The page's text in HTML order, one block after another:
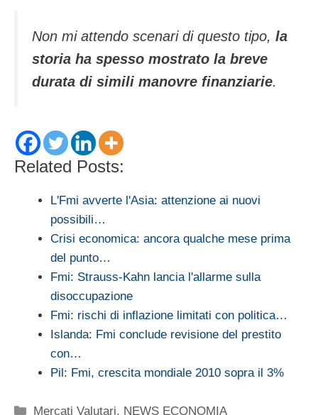
Non mi attendo scenari di questo tipo, la
storia ha spesso mostrato la breve
durata di simili manovre finanziarie.
Related Posts:
L'Fmi avverte l'Asia: attenzione ai nuovi
possibili…
Crisi economica: ancora qualche mese prima
del punto…
Fmi: Strauss-Kahn lancia l'allarme sulla
disoccupazione
Fmi: rischi di inflazione limitati con politica…
Islanda: Fmi conclude revisione del prestito
con…
Pil: Fmi, crescita mondiale 2010 sopra il 3%
Categorie
Mercati Valutari, NEWS ECONOMIA